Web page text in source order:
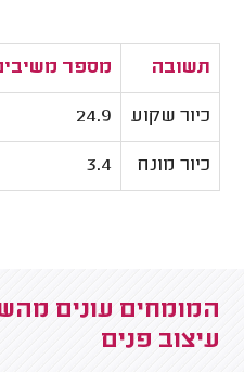
תשובה מספר
כיור שקוע 24.9
כיור מונח 3.4
המומחים עונים
עיצוב פנים